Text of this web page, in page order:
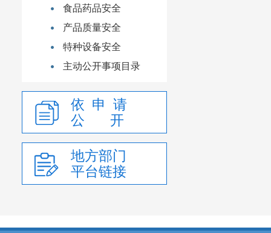
食品药品安全
产品质量安全
特种设备安全
主动公开事项目录
依 申 请
公 开
地方部门
平台链接